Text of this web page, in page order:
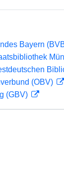
Bayern
(OBV)
(GBV)